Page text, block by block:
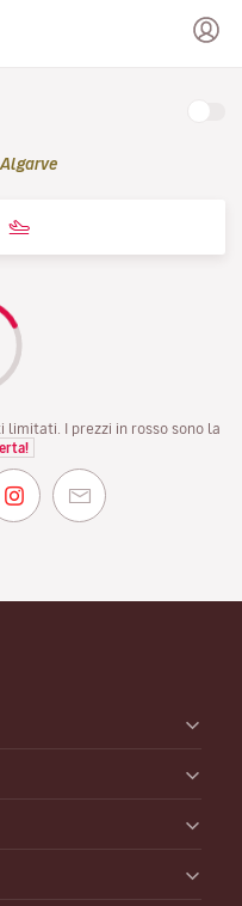
Algarve
limitati. I prezzi in rosso sono la